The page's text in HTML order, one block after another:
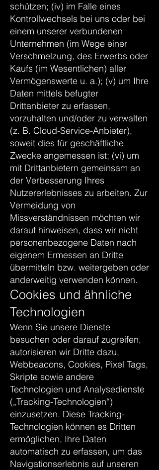
schützen; (iv) im Falle eines
Kontrollwechsels bei uns oder bei
einem unserer verbundenen
Unternehmen (im Wege einer
Verschmelzung, des Erwerbs oder
Kaufs (im Wesentlichen) aller
Vermögenswerte u. a.); (v) um Ihre
Daten mittels befugter
Drittanbieter zu erfassen,
vorzuhalten und/oder zu verwalten
(z. B. Cloud-Service-Anbieter),
soweit dies für geschäftliche
Zwecke angemessen ist; (vi) um
mit Drittanbietern gemeinsam an
der Verbesserung Ihres
Nutzererlebnisses zu arbeiten. Zur
Vermeidung von
Missverständnissen möchten wir
darauf hinweisen, dass wir nicht
personenbezogene Daten nach
eigenem Ermessen an Dritte
übermitteln bzw. weitergeben oder
anderweitig verwenden können.
Cookies und ähnliche
Technologien
Wenn Sie unsere Dienste
besuchen oder darauf zugreifen,
autorisieren wir Dritte dazu,
Webbeacons, Cookies, Pixel Tags,
Skripte sowie andere
Technologien und Analysedienste
(„Tracking-Technologien“)
einzusetzen. Diese Tracking-
Technologien können es Dritten
ermöglichen, Ihre Daten
automatisch zu erfassen, um das
Navigationserlebnis auf unseren